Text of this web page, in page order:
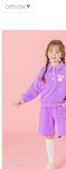
OPTION